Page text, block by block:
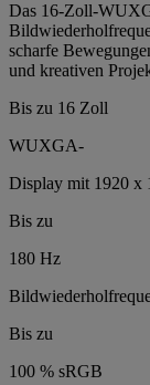
Das 16-Zoll-
scharfe
und kreativen
Bis zu 16 Zoll
WUXGA-
Display mit 1920 x
Bis zu
180 Hz
Bis zu
100 % sRGB